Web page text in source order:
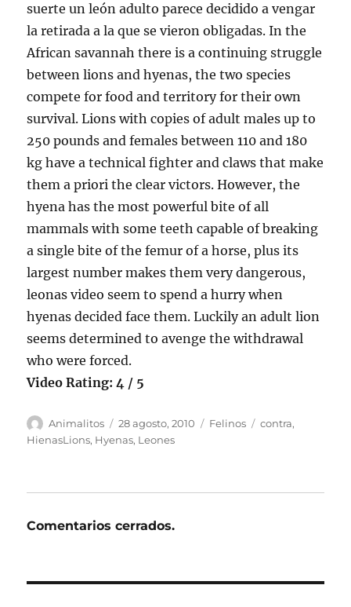
suerte un león adulto parece decidido a vengar
la retirada a la que se vieron obligadas. In the
African savannah there is a continuing struggle
between lions and hyenas, the two species
compete for food and territory for their own
survival. Lions with copies of adult males up to
250 pounds and females between 110 and 180
kg have a technical fighter and claws that make
them a priori the clear victors. However, the
hyena has the most powerful bite of all
mammals with some teeth capable of breaking
a single bite of the femur of a horse, plus its
largest number makes them very dangerous,
leonas video seem to spend a hurry when
hyenas decided face them. Luckily an adult lion
seems determined to avenge the withdrawal
who were forced.
Video Rating: 4 / 5
Autor
Animalitos
Publicado
el
28 agosto, 2010 Categorías
Felinos Etiquetas
contra,
HienasLions, Hyenas, Leones
Comentarios cerrados.